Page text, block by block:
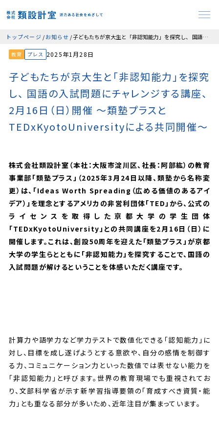
トップページ お知らせ 子どもたちが京大生と「非認知能力」を探究し、 国語の入試問題にチャレンジする講座、2月16日（日）開催 ～類塾プラスとTEDxKyotoUniversityによる共同開催～
プレス
教育 2025年1月28日
子どもたちが京大生と「非認知能力」を探究
し、 国語の入試問題にチャレンジする講座、
2月16日（日）開催 ～類塾プラスと
TEDxKyotoUniversityによる共同開催～
株式会社類設計室（本社：大阪市淀川区、社長：阿部紘）の教育
事業部「類塾プラス」（2025年3月24日以降、類塾から名称変
更）は、「Ideas Worth Spreading（広める価値のあるアイ
デア）」を理念とするアメリカの非営利団体「TED」から、公式の
ライセンスを取得した京都大学の学生団体
「TEDxKyotoUniversity」との共同講座を2月16日（日）に
開催します。これは、創設50周年を迎えた「類塾プラス」が京都
大学の学生らとともに「非認知能力」を探究することで、国語の
入試問題が解けるということを体感いただく講座です。
計算力や語学力など学力テストで数値化できる「認知能力」に
対し、目標を成し遂げようとする意欲や、自分の感情を制御す
る力、コミュニケーション力といった数値では表せない能力を
「非認知能力」と呼びます。世界の教育現場でも重視されてお
り、文部科学省が示す新学習指導要領の「育成すべき資質・能
力」とも重なる部分が多いため、近年注目が集まっています。